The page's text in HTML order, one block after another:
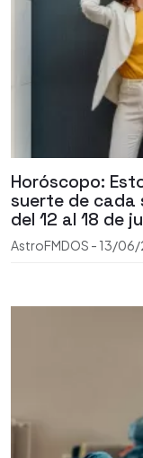
Horóscopo:
suerte de cada
del 12 al 18 de
AstroFMDOS - 13/